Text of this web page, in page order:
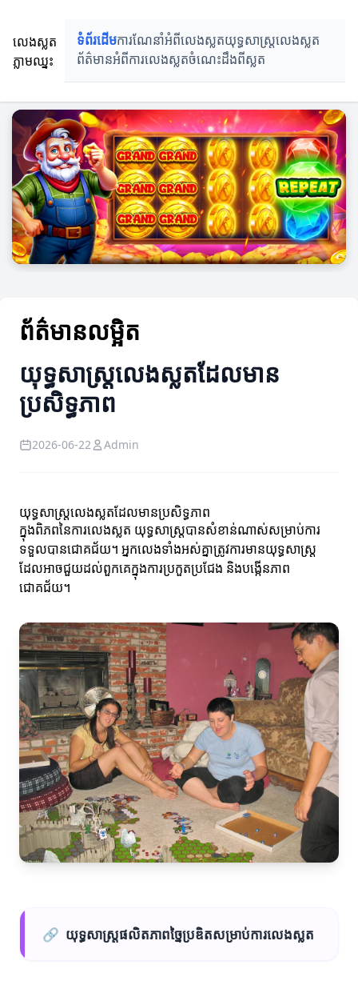
លេងស្លត
ភ្លាមឈ្នះ
ទំព័រដើមការណែនាំអំពីលេងស្លតយុទ្ធសាស្ត្រលេងស្លត
ព័ត៌មានអំពីការលេងស្លតចំណេះដឹងពីស្លត
ព័ត៌មានលម្អិត
យុទ្ធសាស្ត្រលេងស្លតដែលមាន
ប្រសិទ្ធភាព
2026-06-22 Admin
យុទ្ធសាស្ត្រលេងស្លតដែលមានប្រសិទ្ធភាព
ក្នុងពិភពនៃការលេងស្លត យុទ្ធសាស្ត្របានសំខាន់ណាស់សម្រាប់ការ
ទទួលបានជោគជ័យ។ អ្នកលេងទាំងអស់គ្នាត្រូវការមានយុទ្ធសាស្ត្រ
ដែលអាចជួយដល់ពួកគេក្នុងការប្រកួតប្រជែង និងបង្កើនភាព
ជោគជ័យ។
🔗 យុទ្ធសាស្ត្រផលិតភាពច្នៃប្រឌិតសម្រាប់ការលេងស្លត